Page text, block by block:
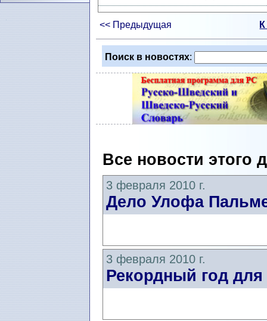
<< Предыдущая
Поиск в новостях:
Все новости этого
3 февраля 2010 г.
Дело Улофа
3 февраля 2010 г.
Рекордный год для